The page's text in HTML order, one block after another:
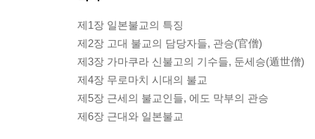
제1장 일본불교의 특징
제2장 고대 불교의 담당자들, 관승(官僧)
제3장 가마쿠라 신불고의 기수들, 둔세승(遁世僧)
제4장 무로마치 시대의 불교
제5장 근세의 불교인들, 에도 막부의 관승
제6장 근대와 일본불교